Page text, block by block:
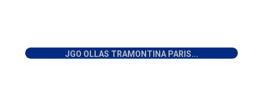
JGO OLLAS TRAMONTINA PARIS...